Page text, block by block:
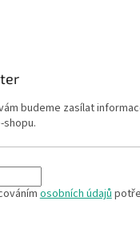
budeme zasílat
osobních údajů